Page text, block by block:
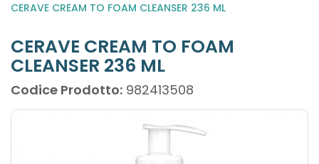
CERAVE CREAM TO FOAM CLEANSER 236 ML
CERAVE CREAM TO FOAM
CLEANSER 236 ML
Codice Prodotto: 982413508